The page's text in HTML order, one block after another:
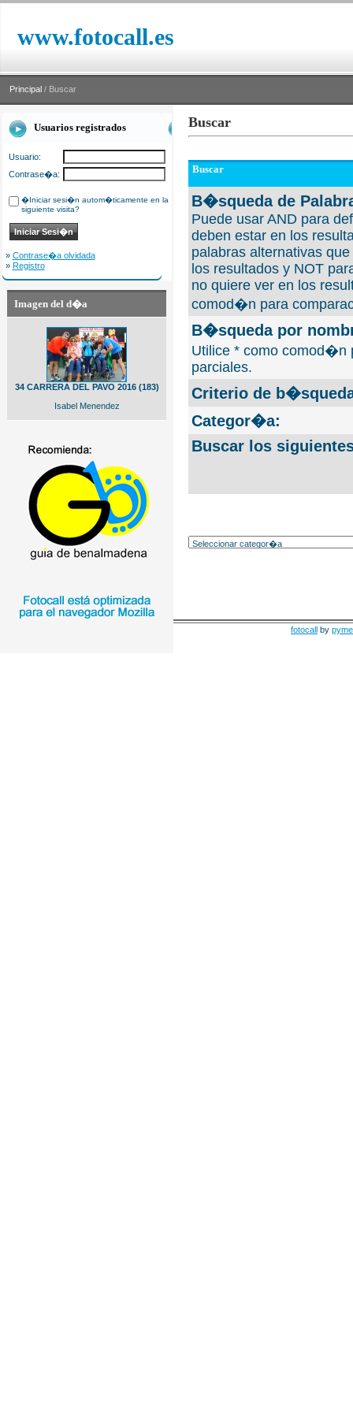
www.fotocall.es
Principal / Buscar
Usuarios registrados
Usuario:
Contrase�a:
�Iniciar sesi�n autom�ticamente en la
siguiente visita?
» Contrase�a olvidada
» Registro
Imagen del d�a
34 CARRERA DEL PAVO 2016 (183)
Isabel Menendez
Buscar
Buscar
B�squeda de
Puede usar AND para
deben estar en los
palabras alternativas
los resultados y NOT
no quiere ver en los
comod�n para
B�squeda por
Utilice * como comod�n
parciales.
Criterio de
Categor�a:
Buscar los
fotocall by